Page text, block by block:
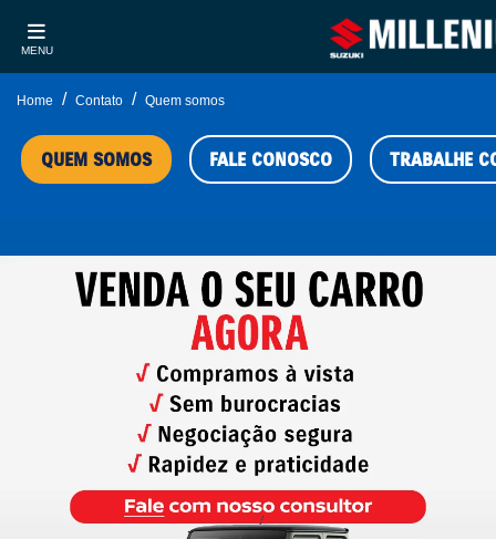
MENU
Home Contato Quem somos
QUEM SOMOS FALE CONOSCO TRABALHE